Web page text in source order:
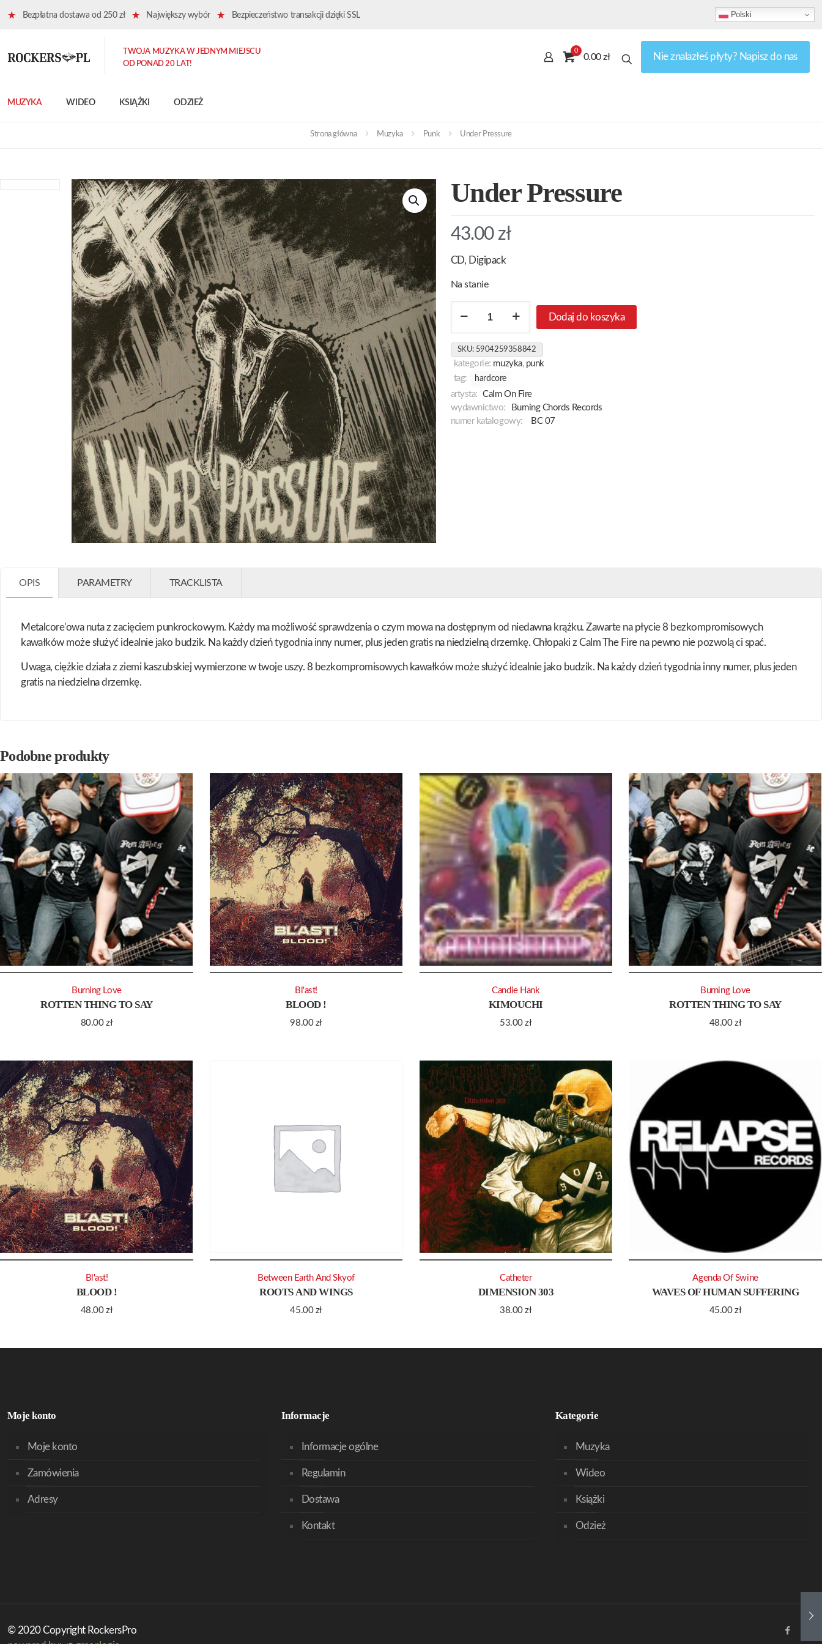
Bezpłatna dostawa od 250 zł Największy wybór Bezpieczeństwo transakcji dzięki SSL Polski
MUZYKA WIDEO KSIĄŻKI ODZIEŻ
TWOJA MUZYKA W JEDNYM MIEJSCU
OD PONAD 20 LAT!
0
0.00 zł Nie znalazłeś płyty? Napisz do nas
Strona główna Muzyka Punk Under Pressure
Under Pressure
43.00 zł
CD, Digipack
Na stanie
Dodaj do koszyka
SKU: 5904259358842
kategorie: muzyka, punk
tag:
hardcore
artysta:
Calm On Fire
wydawnictwo:
Burning Chords Records
numer katalogowy:
BC 07
OPIS PARAMETRY TRACKLISTA
Metalcore'owa nuta z zacięciem punkrockowym. Każdy ma możliwość sprawdzenia o czym mowa na dostępnym od niedawna krążku. Zawarte na płycie 8 bezkompromisowych
kawałków może służyć idealnie jako budzik. Na każdy dzień tygodnia inny numer, plus jeden gratis na niedzielną drzemkę. Chłopaki z Calm The Fire na pewno nie pozwolą ci spać.
Uwaga, ciężkie działa z ziemi kaszubskiej wymierzone w twoje uszy. 8 bezkompromisowych kawałków może służyć idealnie jako budzik. Na każdy dzień tygodnia inny numer, plus jeden
gratis na niedzielna drzemkę.
Podobne produkty
ROTTEN THING TO SAY
80.00zł
Burning Love
BLOOD !
98.00 zł
Bl'ast!
KIMOUCHI
53.00zł
Candie Hank
ROTTEN THING TO SAY
48.00zł
Burning Love
BLOOD !
48.00zł
Bl'ast!
ROOTS AND WINGS
45.00 zł
Between Earth And Skyof
DIMENSION 303
38.00zł
Catheter
WAVES OF HUMAN SUFFERING
45.00zł
Agenda Of Swine
Moje konto
Moje konto
Zamówienia
Adresy
Informacje
Informacje ogólne
Regulamin
Dostawa
Kontakt
Kategorie
Muzyka
Wideo
Książki
Odzież
© 2020 Copyright RockersPro